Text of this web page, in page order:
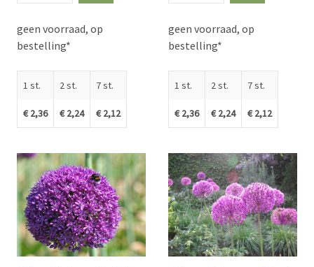
geen voorraad, op
bestelling*
1 st.
€ 2,36
2 st.
€ 2,24
7 st.
€ 2,12
geen voorraad, op
bestelling*
1 st.
€ 2,36
2 st.
€ 2,24
7 st.
€ 2,12